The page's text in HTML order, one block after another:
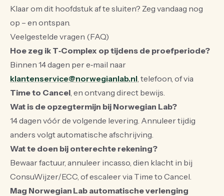
Klaar om dit hoofdstuk af te sluiten? Zeg vandaag nog
op – en ontspan.
Veelgestelde vragen (FAQ)
Hoe zeg ik T‑Complex op tijdens de proefperiode?
Binnen 14 dagen per e‑mail naar
klantenservice@norwegianlab.nl, telefoon, of via
Time to Cancel, en ontvang direct bewijs.
Wat is de opzegtermijn bij Norwegian Lab?
14 dagen vóór de volgende levering. Annuleer tijdig
anders volgt automatische afschrijving.
Wat te doen bij onterechte rekening?
Bewaar factuur, annuleer incasso, dien klacht in bij
ConsuWijzer/ECC, of escaleer via Time to Cancel.
Mag Norwegian Lab automatische verlenging